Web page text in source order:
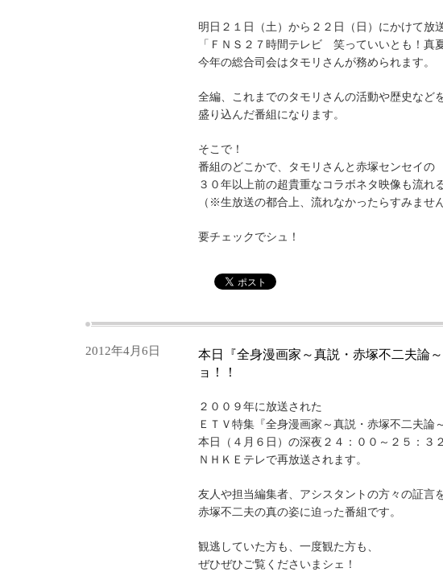
明日２１日（土）から２２日（日）にかけて放
「ＦＮＳ２７時間テレビ 笑っていいとも！真
今年の総合司会はタモリさんが務められます。
全編、これまでのタモリさんの活動や歴史など
盛り込んだ番組になります。
そこで！
番組のどこかで、タモリさんと赤塚センセイの
３０年以上前の超貴重なコラボネタ映像も流れ
（※生放送の都合上、流れなかったらすみません
要チェックでシュ！
2012年4月6日
本日『全身漫画家～真説・赤塚不二夫論
ョ！！
２００９年に放送された
ＥＴＶ特集『全身漫画家～真説・赤塚不二夫論
本日（４月６日）の深夜２４：００～２５：３
ＮＨＫＥテレで再放送されます。
友人や担当編集者、アシスタントの方々の証言
赤塚不二夫の真の姿に迫った番組です。
観逃していた方も、一度観た方も、
ぜひぜひご覧くださいまシェ！